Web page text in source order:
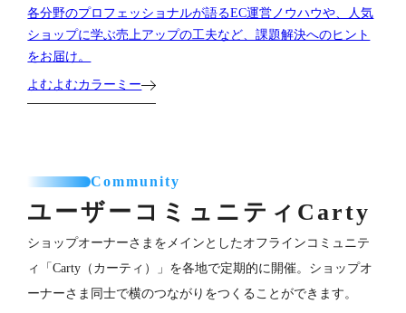
各分野のプロフェッショナルが語るEC運営ノウハウや、人気
ショップに学ぶ売上アップの工夫など、課題解決へのヒント
をお届け。
よむよむカラーミー
Community
ユーザーコミュニティ Carty
ショップオーナーさまをメインとしたオフラインコミュニテ
ィ「Carty（カーティ）」を各地で定期的に開催。ショップオ
ーナーさま同士で横のつながりをつくることができます。